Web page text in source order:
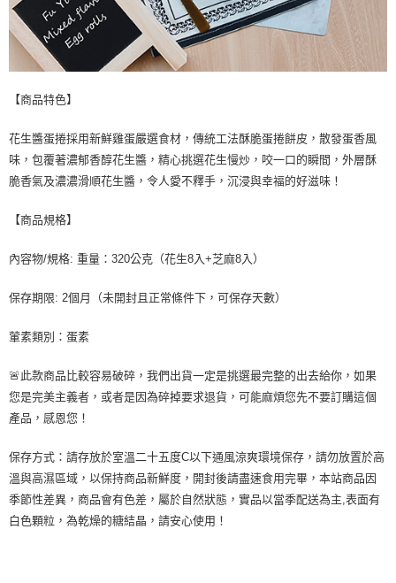
【商品特色】
花生醬蛋捲採用新鮮雞蛋嚴選食材，傳統工法酥脆蛋捲餅皮，散發蛋香風
味，包覆著濃郁香醇花生醬，精心挑選花生慢炒，咬一口的瞬間，外層酥
脆香氣及濃濃滑順花生醬，令人愛不釋手，沉浸與幸福的好滋味！
【商品規格】
內容物/規格: 重量：320公克（花生8入+芝麻8入）
保存期限: 2個月（未開封且正常條件下，可保存天數）
葷素類別：蛋素
🚨此款商品比較容易破碎，我們出貨一定是挑選最完整的出去給你，如果
您是完美主義者，或者是因為碎掉要求退貨，可能麻煩您先不要訂購這個
產品，感恩您！
保存方式：請存放於室溫二十五度C以下通風涼爽環境保存，請勿放置於高
溫與高濕區域，以保持商品新鮮度，開封後請盡速食用完畢，本站商品因
季節性差異，商品會有色差，屬於自然狀態，實品以當季配送為主,表面有
白色顆粒，為乾燥的糖結晶，請安心使用！